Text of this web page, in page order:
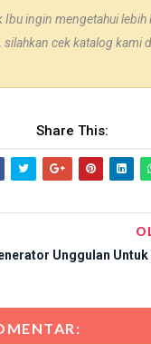
Ibu ingin mengetahui lebih
silahkan cek katalog kami
Share This:
Unggulan